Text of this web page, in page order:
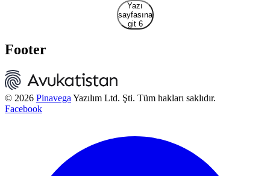
Yazı
sayfasına
git 6
Footer
© 2026 Pinavega Yazılım Ltd. Şti. Tüm hakları saklıdır.
Facebook